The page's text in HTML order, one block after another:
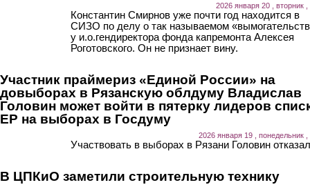
2026 января 20 , вторник ,
Константин Смирнов уже почти год находится в
СИЗО по делу о так называемом
у и.о.гендиректора фонда капремонта Алексея
Роготовского. Он не признает вину.
Участник праймериз «Единой России» на
довыборах в Рязанскую облдуму Владислав
Головин может войти в пятерку лидеров
ЕР на выборах в Госдуму
2026 января 19 , понедельник ,
Участвовать в выборах в Рязани Головин
В ЦПКиО заметили строительную технику